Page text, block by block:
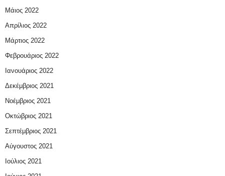
Μάιος 2022
Απρίλιος 2022
Μάρτιος 2022
Φεβρουάριος 2022
Ιανουάριος 2022
Δεκέμβριος 2021
Νοέμβριος 2021
Οκτώβριος 2021
Σεπτέμβριος 2021
Αύγουστος 2021
Ιούλιος 2021